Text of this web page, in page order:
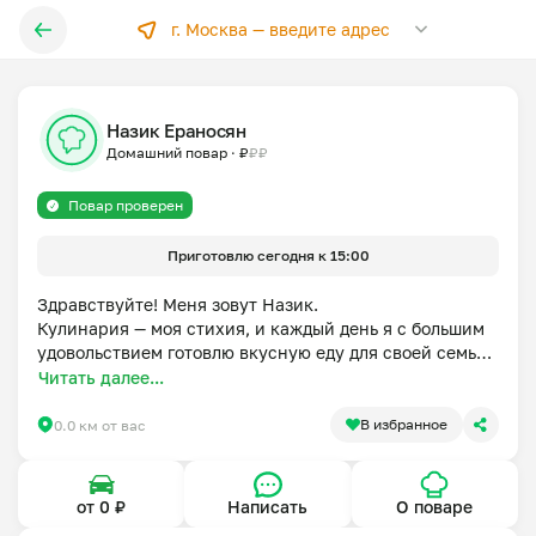
г. Москва —введите адрес
Назик Ераносян
Домашний повар · ₽₽₽
Повар проверен
Приготовлю сегодня к 15:00
Здравствуйте! Меня зовут Назик.
Кулинария — моя стихия, и каждый день я с большим
удовольствием готовлю вкусную еду для своей семьи
и не только.
Я готовлю домашние обеды на заказ у себя дома
бизнес, а потому что друзья и знакомые постоянно
просили приготовить вкусные блюда. Вот я и
подумала, почему не радовать также других людей?
Читать далее...
0.0 км от вас В избранное
от 0 ₽ Написать О поваре